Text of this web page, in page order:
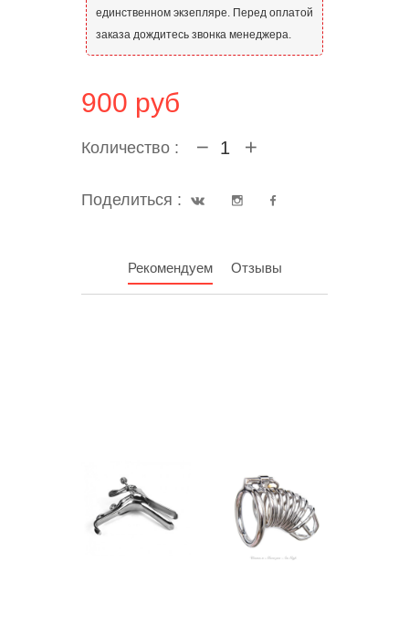
единственном экзепляре. Перед оплатой
заказа дождитесь звонка менеджера.
900 руб
Количество :
Поделиться :
Рекомендуем Отзывы